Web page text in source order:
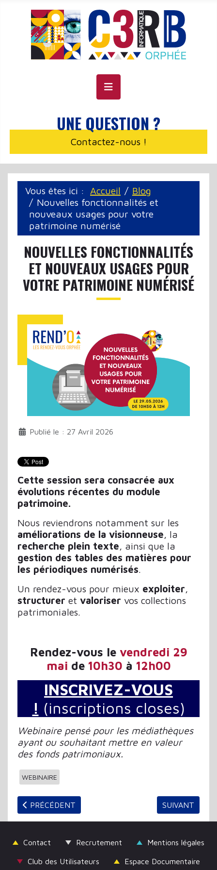
UNE QUESTION ?
Contactez-nous !
Vous êtes ici : Accueil
Blog
Nouvelles fonctionnalités et
nouveaux usages pour votre
patrimoine numérisé
NOUVELLES FONCTIONNALITÉS
ET NOUVEAUX USAGES POUR
VOTRE PATRIMOINE NUMÉRISÉ
Publié le : 27 Avril 2026
Cette session sera consacrée aux
évolutions récentes du module
patrimoine.
Nous reviendrons notamment sur les
améliorations de la visionneuse, la
recherche plein texte, ainsi que la
gestion des tables des matières pour
les périodiques numérisés.
Un rendez-vous pour mieux exploiter,
structurer et valoriser vos collections
patrimoniales.
Rendez-vous le vendredi 29
mai de 10h30 à 12h00
INSCRIVEZ-VOUS
! (inscriptions closes)
Webinaire pensé pour les médiathèques
ayant ou souhaitant mettre en valeur
des fonds patrimoniaux.
WEBINAIRE
ARTICLE PRÉCÉDENT : CONSTRUIRE DES
PRÉCÉDENT ARTICLE
SUIVANT
Contact Recrutement Mentions légales
Club des Utilisateurs Espace Documentaire